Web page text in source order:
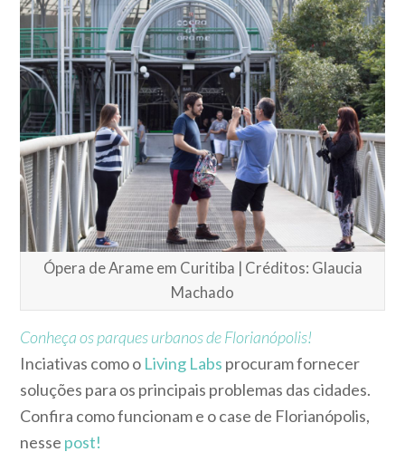
Ópera de Arame em Curitiba | Créditos: Glaucia
Machado
Conheça os parques urbanos de Florianópolis!
Inciativas como o Living Labs procuram fornecer
soluções para os principais problemas das cidades.
Confira como funcionam e o case de Florianópolis,
nesse post!